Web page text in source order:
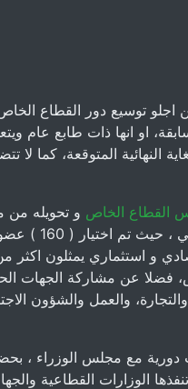
اجلو توسيع دور القطاع
او انها ذات طابع عام
النهائية المتوقعة، كما لا
القطاع الخاص و تحويله
الى دائمي برئاسة رئيس الوزراء محمد
فضلا عن مشاركة الجهات
والعمل والشؤون
مع مجلس الوزراء ،
الوزارات القطاعية